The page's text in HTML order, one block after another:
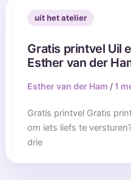
uit het atelier
Gratis printvel Uil
Esther van der
Esther van der Ham /1
Gratis printvel Gratis
om iets liefs te
drie